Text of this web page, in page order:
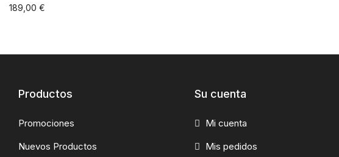
189,00 €
Productos
Promociones
Nuevos Productos
Su cuenta
Mi cuenta
Mis pedidos